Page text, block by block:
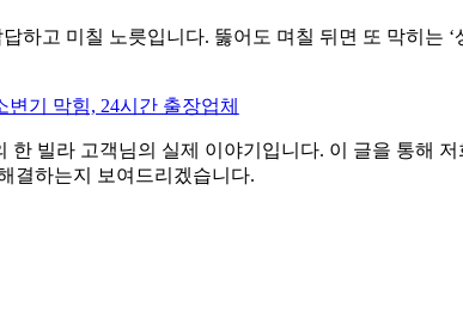
하고 미칠 노릇입니다. 뚫어도 며칠 뒤면 또 막히는 ‘
한 빌라 고객님의 실제 이야기입니다. 이 글을 통해 저
결하는지 보여드리겠습니다.